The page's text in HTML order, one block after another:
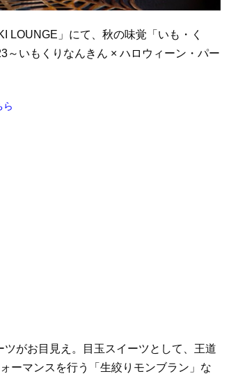
LOUNGE」にて、秋の味覚「いも・く
～いもくりなんきん × ハロウィーン・パー
ら
がお目見え。目玉スイーツとして、王道
ーマンスを行う「生絞りモンブラン」な